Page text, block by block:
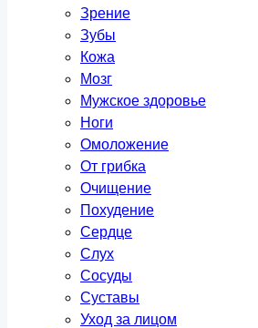
Зрение
Зубы
Кожа
Мозг
Мужское здоровье
Ноги
Омоложение
От грибка
Очищение
Похудение
Сердце
Слух
Сосуды
Суставы
Уход за лицом